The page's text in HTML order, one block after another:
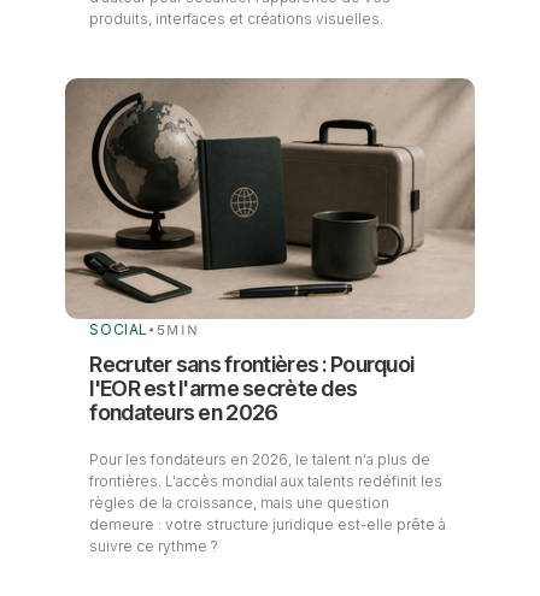
produits, interfaces et créations visuelles.
SOCIAL • 5MIN
Recruter sans frontières : Pourquoi
l'EOR est l'arme secrète des
fondateurs en 2026
Pour les fondateurs en 2026, le talent n'a plus de
frontières. L'accès mondial aux talents redéfinit les
règles de la croissance, mais une question
demeure : votre structure juridique est-elle prête à
suivre ce rythme ?